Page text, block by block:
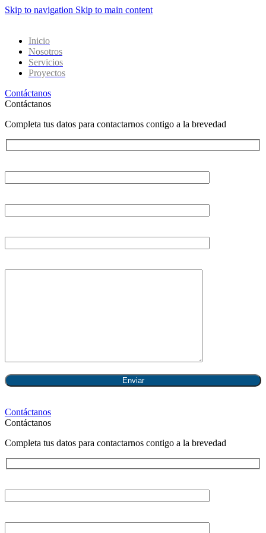
Skip to navigation Skip to main content
Inicio
Nosotros
Servicios
Proyectos
Contáctanos
Contáctanos
Completa tus datos para contactarnos contigo a la brevedad
Contáctanos
Contáctanos
Completa tus datos para contactarnos contigo a la brevedad